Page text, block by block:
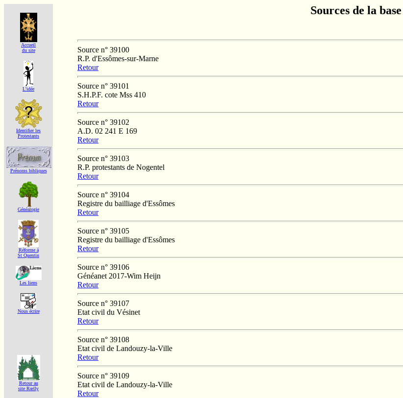
Accueil
du site
L'idée
Identifier les
Protestants
Prénoms bibliques
Généalogie
Réforme á
St Quentin
Les liens
Nous écrire
Retour au
site Rœlly
Sources de la base
Source n° 39100
R.P. d'Essômes-sur-Marne
Retour
Source n° 39101
S.H.P.F. cote Mss 410
Retour
Source n° 39102
A.D. 02 241 E 169
Retour
Source n° 39103
R.P. protestants de Nogentel
Retour
Source n° 39104
Registre du bailliage d'Essômes
Retour
Source n° 39105
Registre du bailliage d'Essômes
Retour
Source n° 39106
Généanet 2017-Wim Heijn
Retour
Source n° 39107
Etat civil du Vésinet
Retour
Source n° 39108
Etat civil de Landouzy-la-Ville
Retour
Source n° 39109
Etat civil de Landouzy-la-Ville
Retour